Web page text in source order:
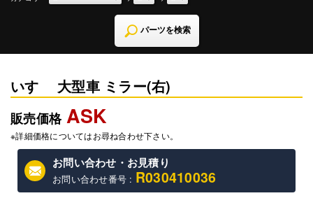
パーツを検索
いすゞ 大型車 ミラー(右)
販売価格 ASK
※詳細価格についてはお尋ね合わせ下さい。
お問い合わせ・お見積り
お問い合わせ番号 : R030410036